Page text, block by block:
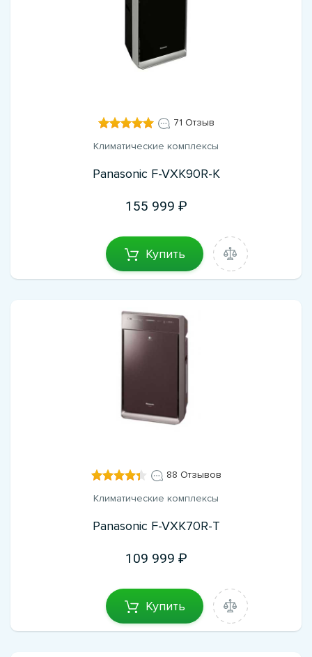
71 Отзыв
Климатические комплексы
Panasonic F-VXK90R-K
155 999
Купить
88 Отзывов
Климатические комплексы
Panasonic F-VXK70R-T
109 999
Купить